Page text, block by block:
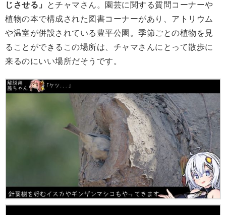
じさせる」
とチャマさん。園芸に関する質問コーナーや
植物の本で構成された図書コーナーがあり、アトリウム
や温室が併設されている豊平公園。季節ごとの植物を見
ることができるこの場所は、チャマさんにとって散歩に
来るのにいい場所だそうです。